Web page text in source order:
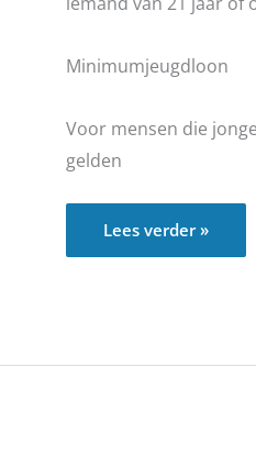
Minimumjeugdloon
Voor mensen die
gelden
Minimumuurloon
1
Lees verder »